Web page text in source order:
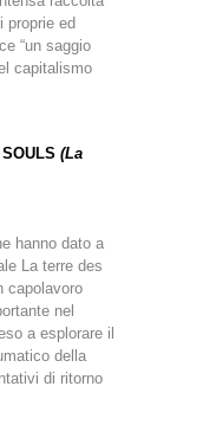
proprie ed
“un saggio
capitalismo
(La
hanno dato a
La terre des
capolavoro
nel
a esplorare il
della
di ritorno